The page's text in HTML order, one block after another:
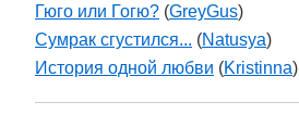
Гюго или Гогю? (GreyGus)
Сумрак сгустился... (Natusya)
История одной любви (Kristinna)